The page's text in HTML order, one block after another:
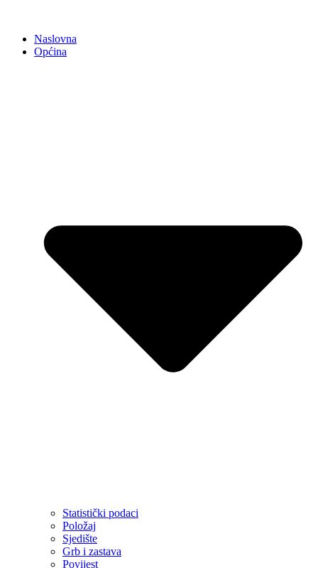
Naslovna
Općina
Statistički podaci
Položaj
Sjedište
Grb i zastava
Povijest